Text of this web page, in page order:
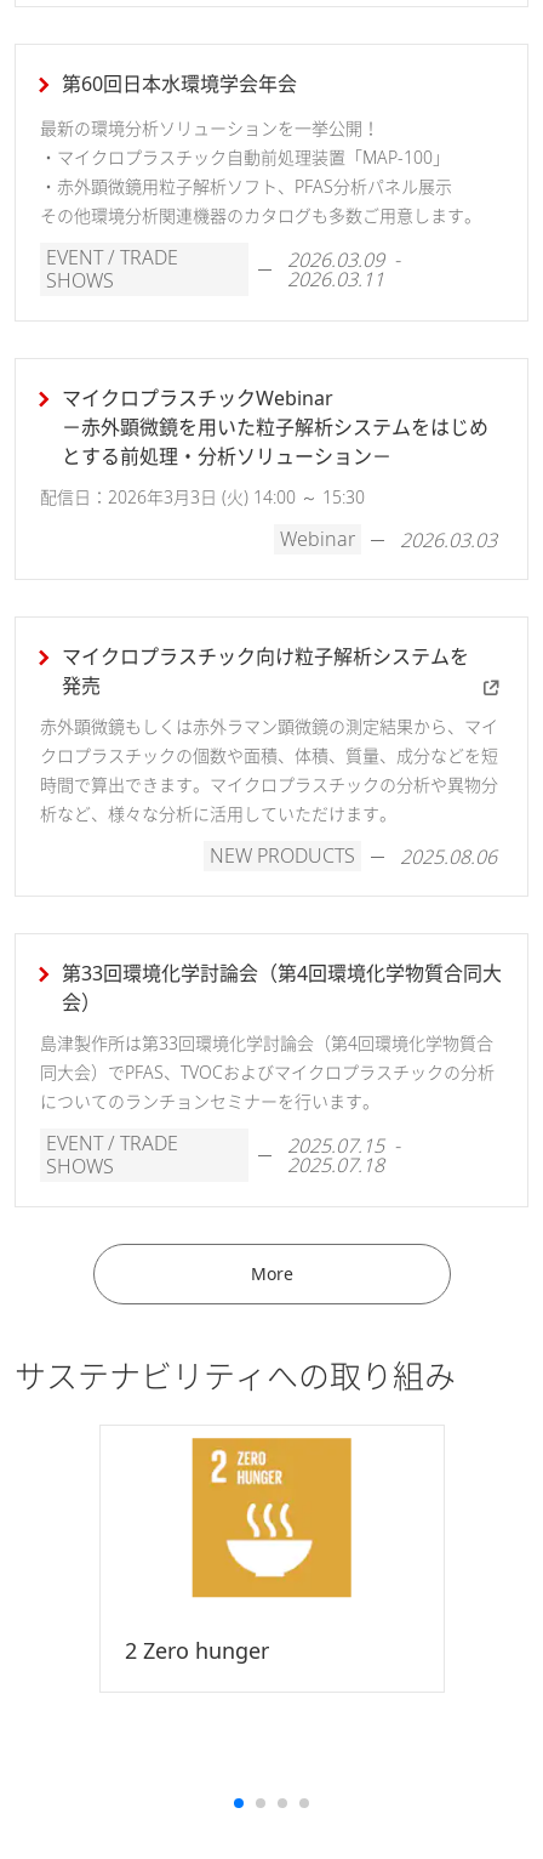
タッチパネルから手軽に行えるバリデーション機能をご紹介
します。
※動画中の製品名および外観が実際の製品と異なりますが、
操作手順などはUV-1900i Plusと同様です。
【動画で解説】フォトメトリック（タッチパ
UV-Vis-NIR分光光度計システム
タッチパネルでのフォトメトリック測定の流れをご紹介しま
す。
※動画中の製品名および外観が実際の製品と異なりますが、
操作手順などはUV-1900i Plusと同様です。
第60回日本水環境学会年会
最新の環境分析ソリューションを一挙公開！
・マイクロプラスチック自動前処理装置「MAP-100」
・赤外顕微鏡用粒子解析ソフト、PFAS分析パネル展示
その他環境分析関連機器のカタログも多数ご用意します。
EVENT / TRADE
SHOWS
2026.03.09 -
2026.03.11
マイクロプラスチックWebinar
－赤外顕微鏡を用いた粒子解析システムをはじめ
とする前処理・分析ソリューション－
配信日：2026年3月3日 (火) 14:00 ～ 15:30
Webinar 2026.03.03
マイクロプラスチック向け粒子解析システムを
発売
赤外顕微鏡もしくは赤外ラマン顕微鏡の測定結果から、マイ
クロプラスチックの個数や面積、体積、質量、成分などを短
時間で算出できます。マイクロプラスチックの分析や異物分
析など、様々な分析に活用していただけます。
NEW PRODUCTS 2025.08.06
第33回環境化学討論会（第4回環境化学物質合同大
会）
島津製作所は第33回環境化学討論会（第4回環境化学物質合
同大会）でPFAS、TVOCおよびマイクロプラスチックの分析
についてのランチョンセミナーを行います。
EVENT / TRADE
SHOWS
2025.07.15 -
2025.07.18
More
サステナビリティへの取り組み
2 Zero hunger